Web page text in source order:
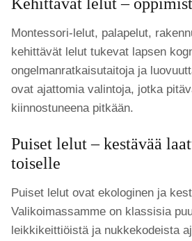
Montessori-lelut, palapelut,
kehittävät lelut tukevat lapsen
ongelmanratkaisutaitoja ja
ovat ajattomia valintoja, jotka
kiinnostuneena pitkään.
Puiset lelut – kestävää
toiselle
Puiset lelut ovat ekologinen ja
Valikoimassamme on klassisia
leikkikeittiöistä ja nukkekodeista